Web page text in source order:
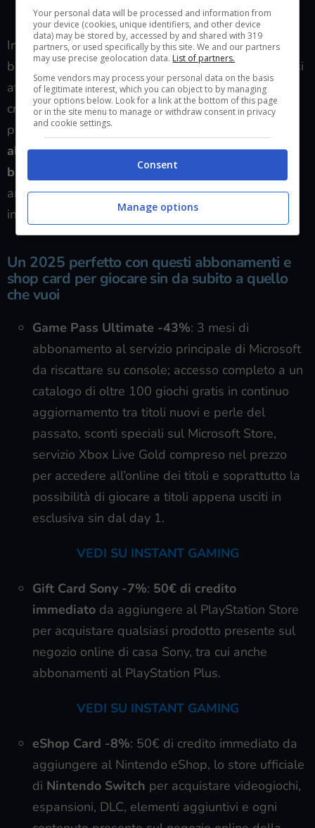
VEDI SU INSTANT GAMING
In questo caso non abbiamo un club di letteratura,
bensì una ragazza virtuale che giorno dopo giorno si
affeziona sempre di più al giocatore fino a far
crollare la barriera tra finzione e realtà; a un certo
punto della storia il protagonista
all’interno del mondo della ragazza dagli occhi
blu Mita
, vivendo un’avventura totalmente agli
antipodi rispetto a quello a cui era abituato
inizialmente.
Un 2025 perfetto con questi abbonamenti e
shop card per giocare sin da subito a quello
che vuoi
Game Pass Ultimate -43%: 3 mesi di
abbonamento al servizio principale di Microsoft
da riscattare su console; accesso completo a un
catalogo di oltre 100 giochi gratis in continuo
aggiornamento tra titoli nuovi e perle del
passato, sconti speciali sul Microsoft Store,
servizio Xbox Live Gold compreso nel prezzo
per accedere all’online dei titoli e soprattutto la
possibilità di giocare a titoli appena usciti in
esclusiva sin dal day 1.
VEDI SU INSTANT GAMING
Gift Card Sony -7%: 50€ di credito
immediato da aggiungere al PlayStation Store
per acquistare qualsiasi prodotto presente sul
negozio online di casa Sony, tra cui anche
abbonamenti al PlayStation Plus.
VEDI SU INSTANT GAMING
eShop Card -8%: 50€ di credito immediato da
aggiungere al Nintendo eShop, lo store ufficiale
di Nintendo Switch per acquistare videogiochi,
espansioni, DLC, elementi aggiuntivi e ogni
Your personal data will be processed and information from
your device (cookies, unique identifiers, and other device
data) may be stored by, accessed by and shared with 319
partners, or used specifically by this site. We and our partners
may use precise geolocation data. List of partners.
Some vendors may process your personal data on the basis
of legitimate interest, which you can object to by managing
your options below. Look for a link at the bottom of this page
or in the site menu to manage or withdraw consent in privacy
and cookie settings.
Consent
Manage options